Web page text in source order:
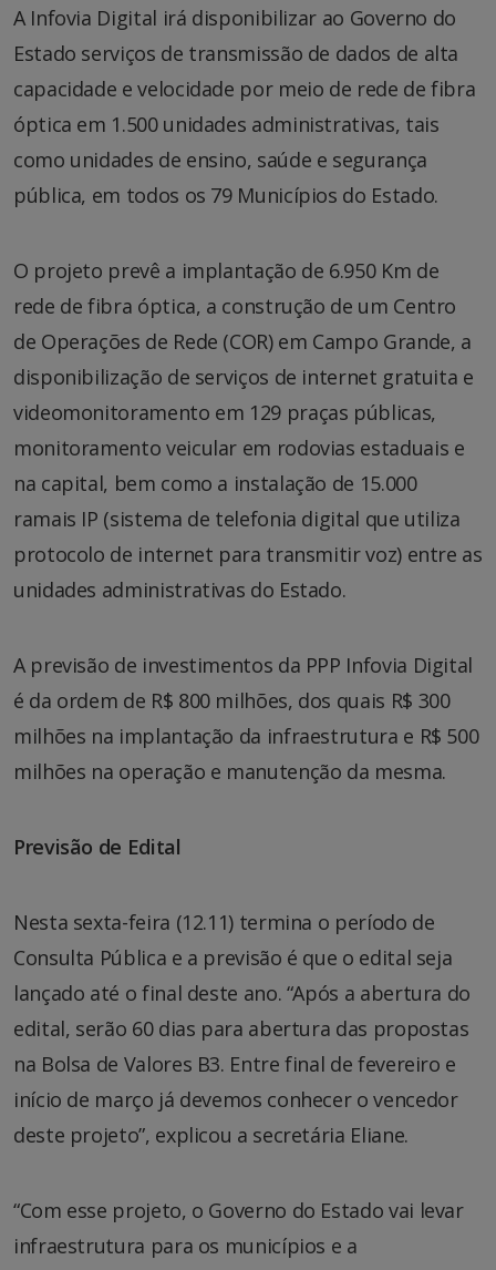
A Infovia Digital irá disponibilizar ao Governo do
Estado serviços de transmissão de dados de alta
capacidade e velocidade por meio de rede de fibra
óptica em 1.500 unidades administrativas, tais
como unidades de ensino, saúde e segurança
pública, em todos os 79 Municípios do Estado.
O projeto prevê a implantação de 6.950 Km de
rede de fibra óptica, a construção de um Centro
de Operações de Rede (COR) em Campo Grande, a
disponibilização de serviços de internet gratuita e
videomonitoramento em 129 praças públicas,
monitoramento veicular em rodovias estaduais e
na capital, bem como a instalação de 15.000
ramais IP (sistema de telefonia digital que utiliza
protocolo de internet para transmitir voz) entre as
unidades administrativas do Estado.
A previsão de investimentos da PPP Infovia Digital
é da ordem de R$ 800 milhões, dos quais R$ 300
milhões na implantação da infraestrutura e R$ 500
milhões na operação e manutenção da mesma.
Previsão de Edital
Nesta sexta-feira (12.11) termina o período de
Consulta Pública e a previsão é que o edital seja
lançado até o final deste ano. “Após a abertura do
edital, serão 60 dias para abertura das propostas
na Bolsa de Valores B3. Entre final de fevereiro e
início de março já devemos conhecer o vencedor
deste projeto”, explicou a secretária Eliane.
“Com esse projeto, o Governo do Estado vai levar
infraestrutura para os municípios e a